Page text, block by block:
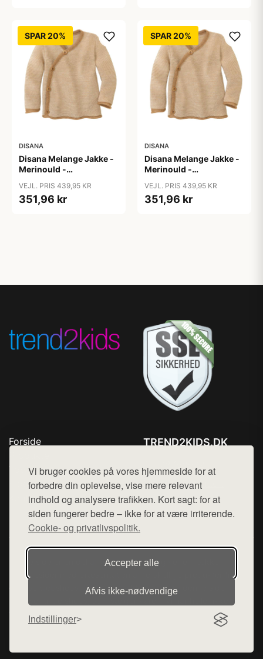
Vi bruger cookies på vores hjemmeside for at
forbedre din oplevelse, vise mere relevant
indhold og analysere trafikken. Kort sagt: for at
siden fungerer bedre – ikke for at være irriterende.
Cookie- og privatlivspolitik.
Accepter alle
Afvis ikke‑nødvendige
Indstillinger
SPAR 20%
DISANA
Disana Melange Jakke -
Merinould -
VEJL. PRIS 439,95 KR
351,96 kr
SPAR 20%
DISANA
Disana Melange Jakke -
Merinould -
VEJL. PRIS 439,95 KR
351,96 kr
Forside
Top Rabatter
Blog
Kontakt
TREND2KIDS.DK
Mail: hej@want.dk
Cookie- og privatlivspolitik
Denne side er en del af want.dk, der udgiver en række
hjemmesider med præsentation af forskellige produkter fra
diverse webshops. Der sælges ikke varer fra denne side - vi
henviser til de shops, som sælger varen. Vi har heller ikke
varerne på lager.